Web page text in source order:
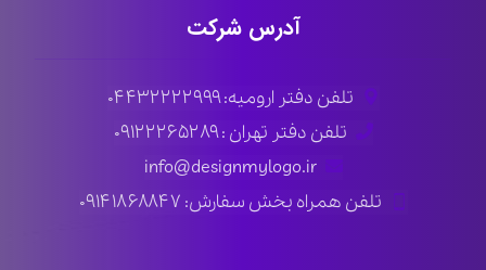
آدرس شرکت
تلفن دفتر ارومیه: ۰۴۴۳۲۲۲۲۹۹۹
تلفن دفتر تهران : ۰۹۱۲۲۲۶۵۲۸۹
info@designmylogo.ir
تلفن همراه بخش سفارش: ۰۹۱۴۱۸۶۸۸۴۷